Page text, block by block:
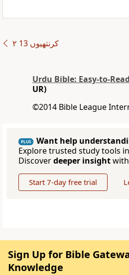
۲ کرنتھیوں 13
Urdu Bible: Easy-to-
UR)
©2014 Bible League
PLUS
Want help
Explore trusted study tools
Discoverdeeper insight
Start 7-day free trial
Sign Up for Bible
Knowledge